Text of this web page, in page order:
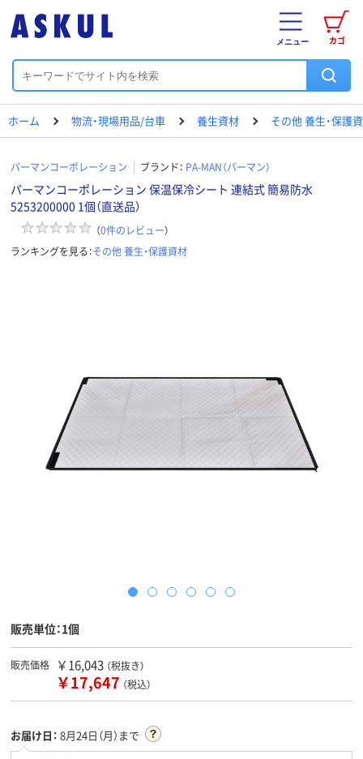
カゴ
メニュー
ホーム 物流・現場用品/台車 養生資材 その他 養生・保護
パーマンコーポレーション ブランド： PA-MAN（パーマン）
パーマンコーポレーション 保温保冷シート 連結式 簡易防水
5253200000 1個（直送品）
（0件のレビュー）
ランキングを見る：その他 養生・保護資材
販売単位：1個
販売価格 ￥16,043 （税抜き）
￥17,647 （税込）
お届け日： 8月24日（月）まで